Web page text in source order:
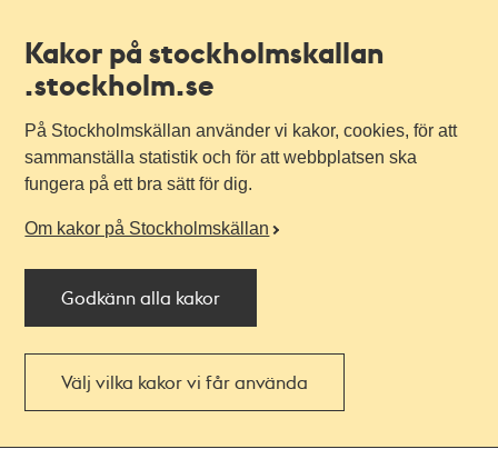
Kakor på stockholmskallan
.stockholm.se
På Stockholmskällan använder vi kakor, cookies, för att
sammanställa statistik och för att webbplatsen ska
fungera på ett bra sätt för dig.
Om kakor på Stockholmskällan
Godkänn alla kakor
Välj vilka kakor vi får använda